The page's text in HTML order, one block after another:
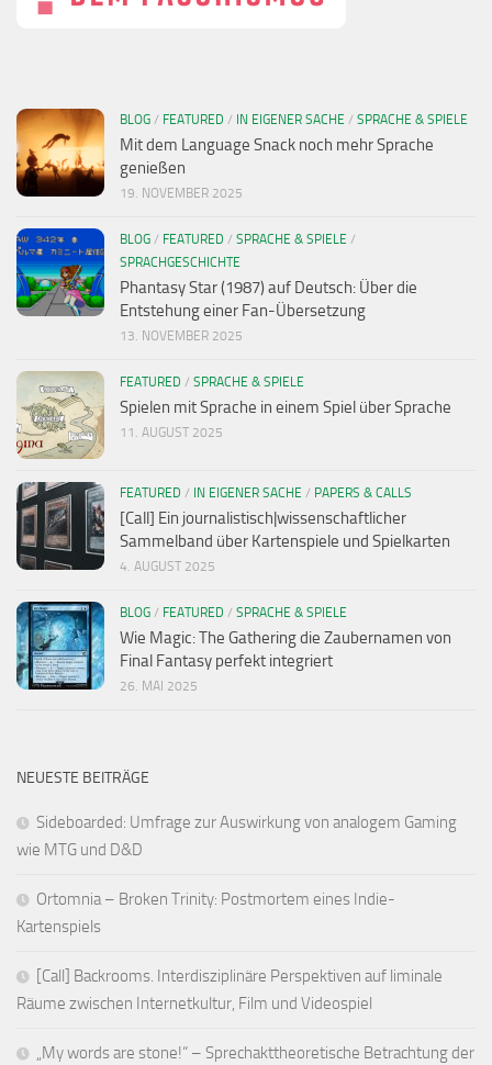
BLOG / FEATURED / IN EIGENER SACHE / SPRACHE & SPIELE
Mit dem Language Snack noch mehr Sprache
genießen
19. NOVEMBER 2025
BLOG / FEATURED / SPRACHE & SPIELE /
SPRACHGESCHICHTE
Phantasy Star (1987) auf Deutsch: Über die
Entstehung einer Fan-Übersetzung
13. NOVEMBER 2025
FEATURED / SPRACHE & SPIELE
Spielen mit Sprache in einem Spiel über Sprache
11. AUGUST 2025
FEATURED / IN EIGENER SACHE / PAPERS & CALLS
[Call] Ein journalistisch|wissenschaftlicher
Sammelband über Kartenspiele und Spielkarten
4. AUGUST 2025
BLOG / FEATURED / SPRACHE & SPIELE
Wie Magic: The Gathering die Zaubernamen von
Final Fantasy perfekt integriert
26. MAI 2025
NEUESTE BEITRÄGE
Sideboarded: Umfrage zur Auswirkung von analogem Gaming
wie MTG und D&D
Ortomnia – Broken Trinity: Postmortem eines Indie-
Kartenspiels
[Call] Backrooms. Interdisziplinäre Perspektiven auf liminale
Räume zwischen Internetkultur, Film und Videospiel
„My words are stone!“ – Sprechakttheoretische Betrachtung der